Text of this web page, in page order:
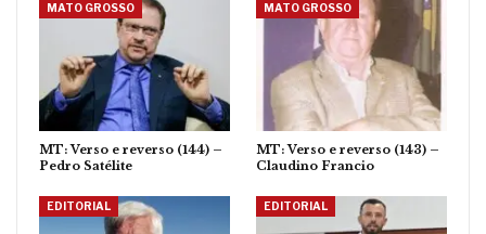
MATO GROSSO
MT: Verso e reverso (144) –
Pedro Satélite
MATO GROSSO
MT: Verso e reverso (143) –
Claudino Francio
EDITORIAL EDITORIAL